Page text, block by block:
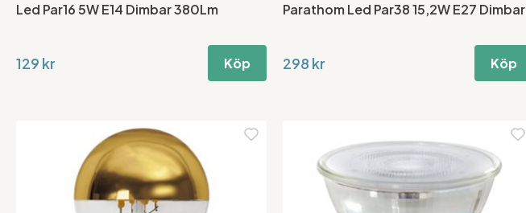
Led Par16 5W E14 Dimbar 380Lm
129 kr Köp
Parathom Led Par38 15,2W E27 Dimbar
298 kr Köp